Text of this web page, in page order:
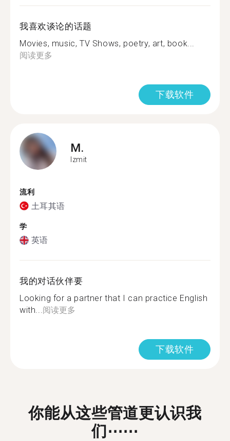
我喜欢谈论的话题
Movies, music, TV Shows, poetry, art, book...
阅读更多
下载软件
M.
Izmit
流利
土耳其语
学
英语
我的对话伙伴要
Looking for a partner that I can practice English
with...阅读更多
下载软件
你能从这些管道更认识我
们⋯⋯